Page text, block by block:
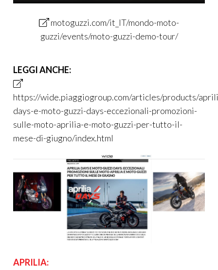
motoguzzi.com/it_IT/mondo-moto-
guzzi/events/moto-guzzi-demo-tour/
LEGGI ANCHE:
https://wide.piaggiogroup.com/articles/products/
days-e-moto-guzzi-days-eccezionali-promozioni-
sulle-moto-aprilia-e-moto-guzzi-per-tutto-il-
mese-di-giugno/index.html
APRILIA: